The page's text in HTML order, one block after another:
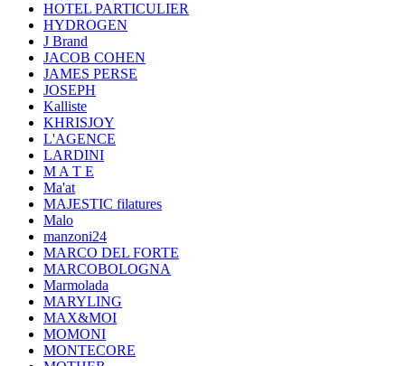
HOTEL PARTICULIER
HYDROGEN
J Brand
JACOB COHEN
JAMES PERSE
JOSEPH
Kalliste
KHRISJOY
L'AGENCE
LARDINI
M A T E
Ma'at
MAJESTIC filatures
Malo
manzoni24
MARCO DEL FORTE
MARCOBOLOGNA
Marmolada
MARYLING
MAX&MOI
MOMONI
MONTECORE